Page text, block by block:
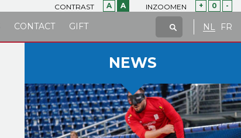
CONTRAST A A INZOOMEN + 0 -
NL FR
CONTACT GIFT
NEWS